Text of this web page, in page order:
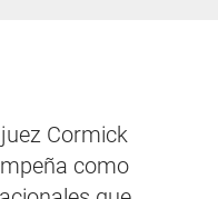
Cormick
como